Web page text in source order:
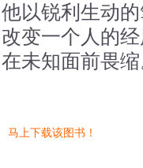
他以锐利生动
改变一个人的
在未知面前畏缩
马上下载该图书！